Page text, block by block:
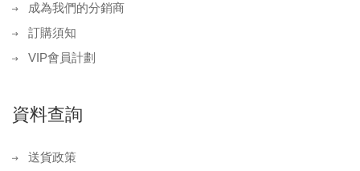
成為我們的分銷商
訂購須知
VIP會員計劃
資料查詢
送貨政策